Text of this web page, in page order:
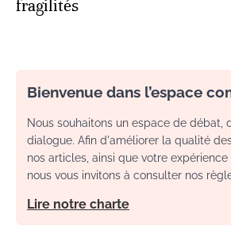
fragilités
Bienvenue dans l’espace
Nous souhaitons un espace de débat,
dialogue. Afin d'améliorer la qualité
nos articles, ainsi que votre
nous vous invitons à consulter nos
Lire notre charte